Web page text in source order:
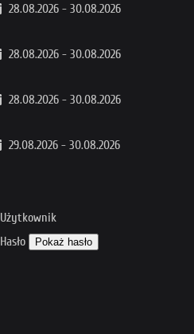
28.08.2026 - 30.08.2026
28.08.2026 - 30.08.2026
28.08.2026 - 30.08.2026
29.08.2026 - 30.08.2026
Użytkownik
Hasło
Pokaż hasło